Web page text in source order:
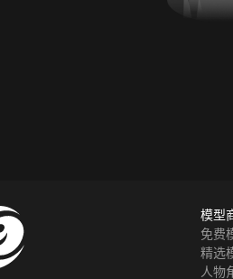
模型
免费
精选
人物